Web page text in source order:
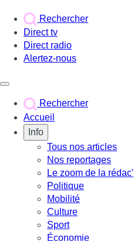
Rechercher
Direct tv
Direct radio
Alertez-nous
Rechercher
Accueil
Info
Tous nos articles
Nos reportages
Le zoom de la rédac'
Politique
Mobilité
Culture
Sport
Économie